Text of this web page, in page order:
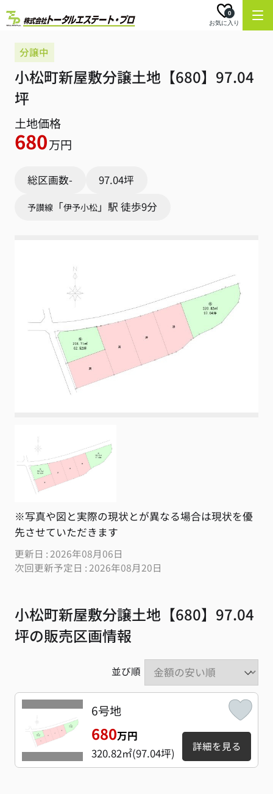
お気に入り
0
分譲中
小松町新屋敷分譲土地【680】97.04
坪
土地価格
680万円
総区画数- 97.04坪
予讃線 「伊予小松 」駅 徒歩9分
※写真や図と実際の現状とが異なる場合は現状を優
先させていただきます
更新日 : 2026年08月06日
次回更新予定日 : 2026年08月20日
小松町新屋敷分譲土地【680】97.04
坪の販売区画情報
並び順
6号地
680万円
320.82㎡(97.04坪)
詳細を見る